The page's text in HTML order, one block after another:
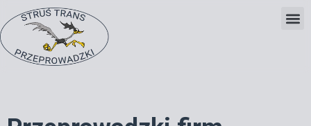
to
content